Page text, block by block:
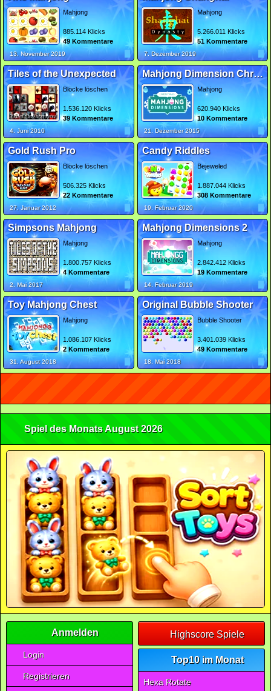
Mahjong
885.114 Klicks
49 Kommentare
13. November 2019
Mahjong
5.266.011 Klicks
51 Kommentare
7. Dezember 2019
Tiles of the Unexpected
Blöcke löschen
1.536.120 Klicks
39 Kommentare
4. Juni 2010
Mahjong Dimension Christmas
Mahjong
620.940 Klicks
10 Kommentare
21. Dezember 2015
Gold Rush Pro
Blöcke löschen
506.325 Klicks
22 Kommentare
27. Januar 2012
Candy Riddles
Bejeweled
1.887.044 Klicks
308 Kommentare
19. Februar 2020
Simpsons Mahjong
Mahjong
1.800.757 Klicks
4 Kommentare
2. Mai 2017
Mahjong Dimensions 2
Mahjong
2.842.412 Klicks
19 Kommentare
14. Februar 2019
Toy Mahjong Chest
Mahjong
1.086.107 Klicks
2 Kommentare
31. August 2018
Original Bubble Shooter
Bubble Shooter
3.401.039 Klicks
49 Kommentare
18. Mai 2018
Spiel des Monats August 2026
Anmelden
Login
Registrieren
Highscore Spiele
Top10 im Monat
Hexa Rotate